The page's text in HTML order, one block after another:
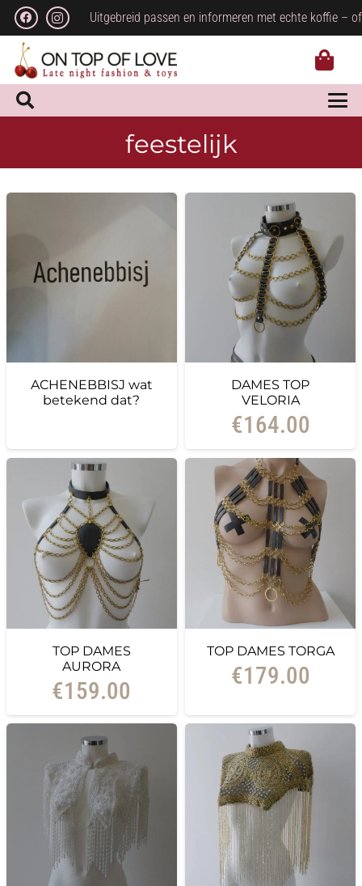
Uitgebreid passen en informeren met echte koffie –
feestelijk
ACHENEBBISJ wat
betekend dat?
DAMES TOP
VELORIA
€164.00
TOP DAMES
AURORA
€159.00
TOP DAMES TORGA
€179.00